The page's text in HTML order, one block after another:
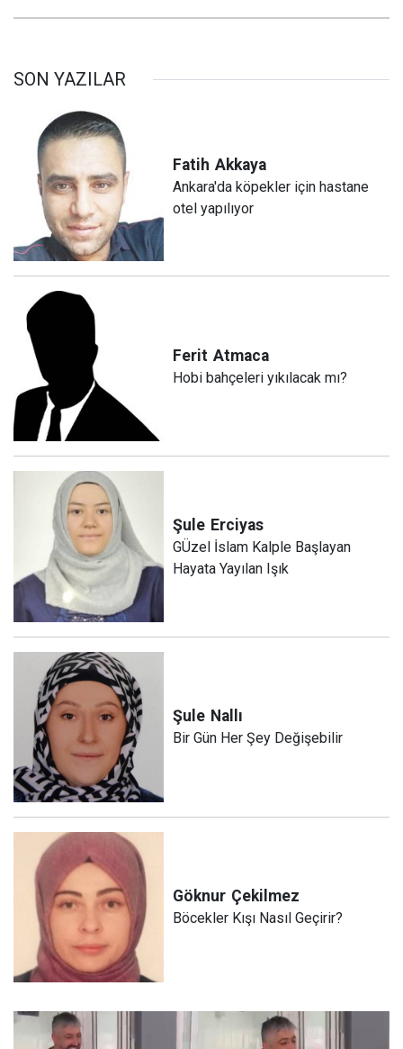
SON YAZILAR
Fatih Akkaya
Ankara'da köpekler için hastane
otel yapılıyor
Ferit Atmaca
Hobi bahçeleri yıkılacak mı?
Şule Erciyas
GÜzel İslam Kalple Başlayan
Hayata Yayılan Işık
Şule Nallı
Bir Gün Her Şey Değişebilir
Göknur Çekilmez
Böcekler Kışı Nasıl Geçirir?